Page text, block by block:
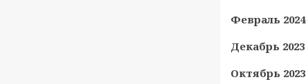
Февраль 2024
Декабрь 2023
Октябрь 2023